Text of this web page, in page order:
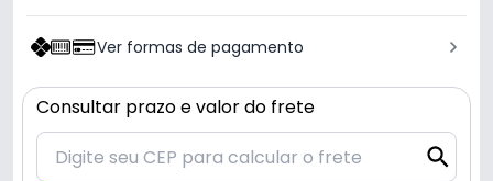
Ver formas de pagamento
Consultar prazo e valor do frete